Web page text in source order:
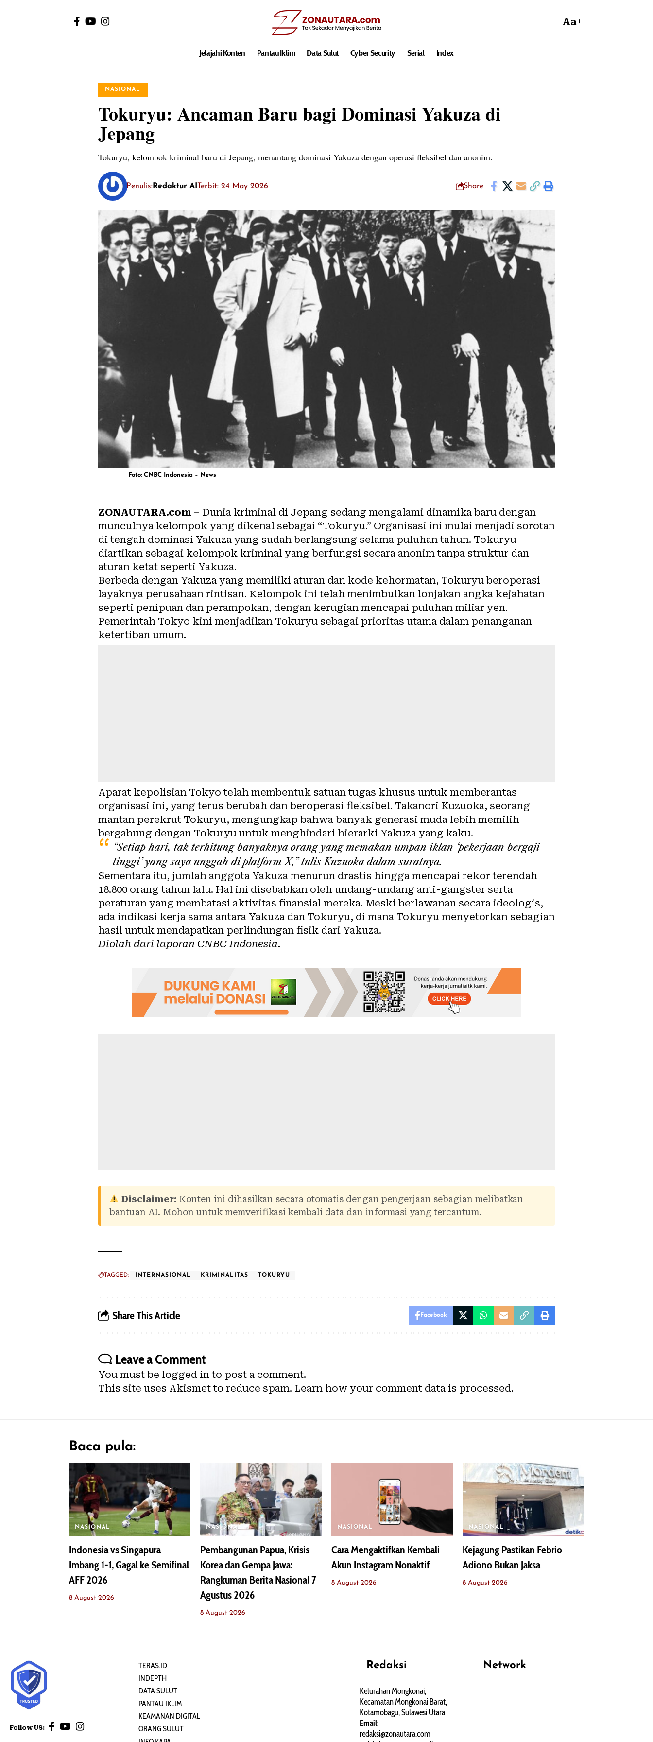
Aa
Jelajahi Konten Pantau Iklim Data Sulut Cyber Security Serial Index
NASIONAL
Tokuryu: Ancaman Baru bagi Dominasi Yakuza di
Jepang
Tokuryu, kelompok kriminal baru di Jepang, menantang dominasi Yakuza dengan operasi fleksibel dan anonim.
Penulis:Redaktur AI Terbit: 24 May 2026 Share
Foto: CNBC Indonesia – News
ZONAUTARA.com – Dunia kriminal di Jepang sedang mengalami dinamika baru dengan
munculnya kelompok yang dikenal sebagai “Tokuryu.” Organisasi ini mulai menjadi sorotan
di tengah dominasi Yakuza yang sudah berlangsung selama puluhan tahun. Tokuryu
diartikan sebagai kelompok kriminal yang berfungsi secara anonim tanpa struktur dan
aturan ketat seperti Yakuza.
Berbeda dengan Yakuza yang memiliki aturan dan kode kehormatan, Tokuryu beroperasi
layaknya perusahaan rintisan. Kelompok ini telah menimbulkan lonjakan angka kejahatan
seperti penipuan dan perampokan, dengan kerugian mencapai puluhan miliar yen.
Pemerintah Tokyo kini menjadikan Tokuryu sebagai prioritas utama dalam penanganan
ketertiban umum.
Aparat kepolisian Tokyo telah membentuk satuan tugas khusus untuk memberantas
organisasi ini, yang terus berubah dan beroperasi fleksibel. Takanori Kuzuoka, seorang
mantan perekrut Tokuryu, mengungkap bahwa banyak generasi muda lebih memilih
bergabung dengan Tokuryu untuk menghindari hierarki Yakuza yang kaku.
“Setiap hari, tak terhitung banyaknya orang yang memakan umpan iklan ‘pekerjaan bergaji
tinggi’ yang saya unggah di platform X,” tulis Kuzuoka dalam suratnya.
Sementara itu, jumlah anggota Yakuza menurun drastis hingga mencapai rekor terendah
18.800 orang tahun lalu. Hal ini disebabkan oleh undang-undang anti-gangster serta
peraturan yang membatasi aktivitas finansial mereka. Meski berlawanan secara ideologis,
ada indikasi kerja sama antara Yakuza dan Tokuryu, di mana Tokuryu menyetorkan sebagian
hasil untuk mendapatkan perlindungan fisik dari Yakuza.
Diolah dari laporan CNBC Indonesia.
Disclaimer: Konten ini dihasilkan secara otomatis dengan pengerjaan sebagian melibatkan
bantuan AI. Mohon untuk memverifikasi kembali data dan informasi yang tercantum.
TAGGED: INTERNASIONAL KRIMINALITAS TOKURYU
Share This Article Facebook
Leave a Comment
You must be logged into post a comment.
This site uses Akismet to reduce spam. Learn how your comment data is processed.
Baca pula:
NASIONAL
Indonesia vs Singapura
Imbang 1-1, Gagal ke Semifinal
AFF 2026
8 August 2026
NASIONAL
Pembangunan Papua, Krisis
Korea dan Gempa Jawa:
Rangkuman Berita Nasional 7
Agustus 2026
8 August 2026
NASIONAL
Cara Mengaktifkan Kembali
Akun Instagram Nonaktif
8 August 2026
NASIONAL
Kejagung Pastikan Febrio
Adiono Bukan Jaksa
8 August 2026
Follow US:
TERAS.ID
INDEPTH
DATA SULUT
PANTAU IKLIM
KEAMANAN DIGITAL
ORANG SULUT
Redaksi
Kelurahan Mongkonai,
Kecamatan Mongkonai Barat,
Kotamobagu, Sulawesi Utara
Email:
redaksi@zonautara.com
Network